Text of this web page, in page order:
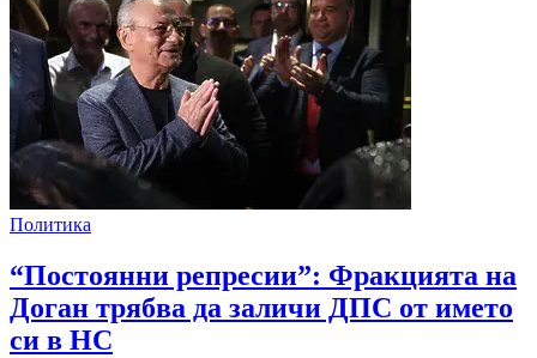
Политика
“Постоянни репресии”: Фракцията на
Доган трябва да заличи ДПС от името
си в НС